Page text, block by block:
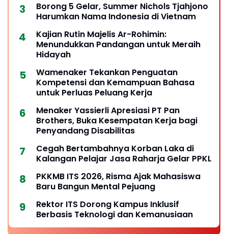
Borong 5 Gelar, Summer Nichols Tjahjono
Harumkan Nama Indonesia di Vietnam
Kajian Rutin Majelis Ar-Rohimin:
Menundukkan Pandangan untuk Meraih
Hidayah
Wamenaker Tekankan Penguatan
Kompetensi dan Kemampuan Bahasa
untuk Perluas Peluang Kerja
Menaker Yassierli Apresiasi PT Pan
Brothers, Buka Kesempatan Kerja bagi
Penyandang Disabilitas
Cegah Bertambahnya Korban Laka di
Kalangan Pelajar Jasa Raharja Gelar PPKL
PKKMB ITS 2026, Risma Ajak Mahasiswa
Baru Bangun Mental Pejuang
Rektor ITS Dorong Kampus Inklusif
Berbasis Teknologi dan Kemanusiaan